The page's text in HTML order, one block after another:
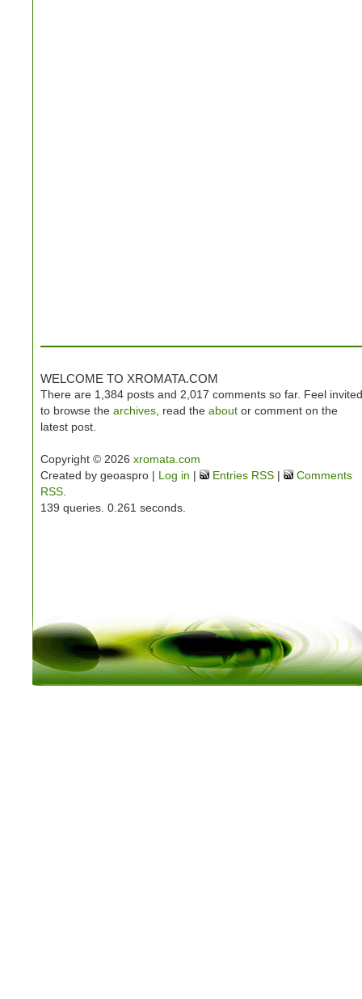
WELCOME TO XROMATA.COM
There are 1,384 posts and 2,017 comments so far. Feel invited
to browse the archives , read the about or comment on the
latest post.
Copyright © 2026 xromata.com
Created by geoaspro | Log in | Entries RSS |
Comments
RSS
139 queries. 0.261 seconds.